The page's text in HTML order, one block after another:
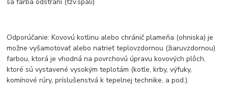
sa farba odstráni (tzv.spáli)
Odporúčanie: Kovovú kotlinu alebo chránič plameňa (ohniska) je
možne vyšamotovať alebo natrieť teplovzdornou (žiaruvzdornou)
farbou, ktorá je vhodná na povrchovú úpravu kovových plôch,
ktoré sú vystavené vysokým teplotám (kotle, krby, výfuky,
komínové rúry, príslušenstvá k tepelnej technike, a pod.).